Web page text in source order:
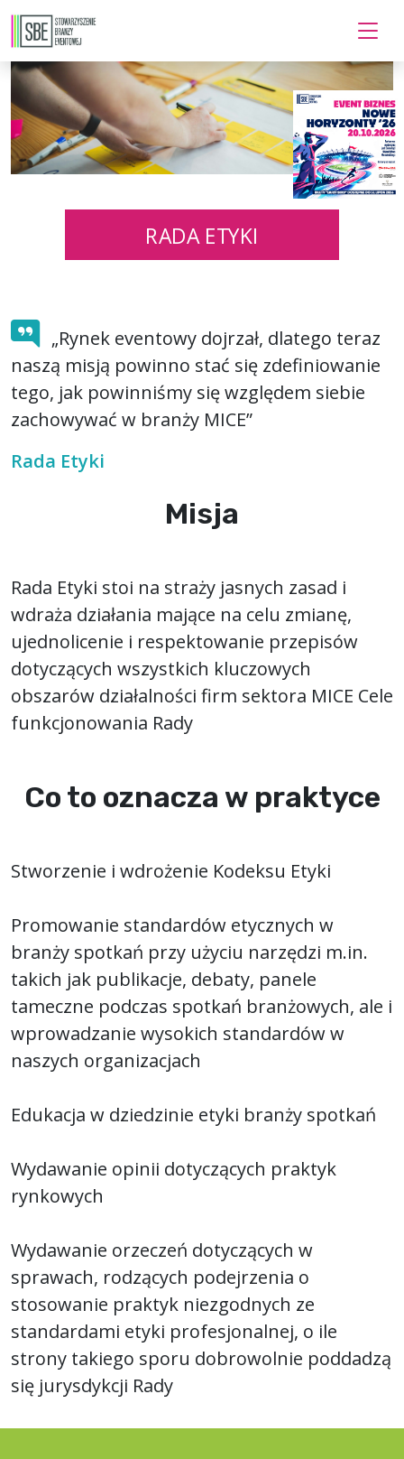
RADA ETYKI
„Rynek eventowy dojrzał, dlatego teraz
naszą misją powinno stać się zdefiniowanie
tego, jak powinniśmy się względem siebie
zachowywać w branży MICE”
Rada Etyki
Misja
Rada Etyki stoi na straży jasnych zasad i
wdraża działania mające na celu zmianę,
ujednolicenie i respektowanie przepisów
dotyczących wszystkich kluczowych
obszarów działalności firm sektora MICE Cele
funkcjonowania Rady
Co to oznacza w praktyce
Stworzenie i wdrożenie Kodeksu Etyki
Promowanie standardów etycznych w
branży spotkań przy użyciu narzędzi m.in.
takich jak publikacje, debaty, panele
tameczne podczas spotkań branżowych, ale i
wprowadzanie wysokich standardów w
naszych organizacjach
Edukacja w dziedzinie etyki branży spotkań
Wydawanie opinii dotyczących praktyk
rynkowych
Wydawanie orzeczeń dotyczących w
sprawach, rodzących podejrzenia o
stosowanie praktyk niezgodnych ze
standardami etyki profesjonalnej, o ile
strony takiego sporu dobrowolnie poddadzą
się jurysdykcji Rady